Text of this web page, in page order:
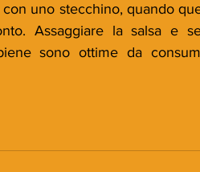
uno stecchino, quando
Assaggiare la salsa e
sono ottime da